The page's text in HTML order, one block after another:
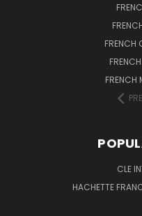
FRENCH
FRENCH
CLE
HACHETTE